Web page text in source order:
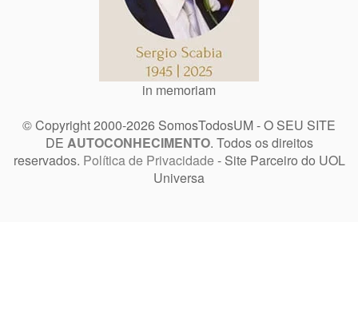
in memoriam
© Copyright 2000-2026 SomosTodosUM - O SEU SITE
DE AUTOCONHECIMENTO. Todos os direitos
reservados. Política de Privacidade - Site Parceiro do UOL
Universa